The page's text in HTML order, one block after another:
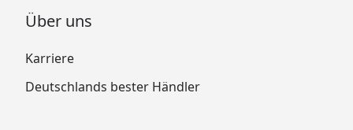
Über uns
Karriere
Deutschlands bester Händler